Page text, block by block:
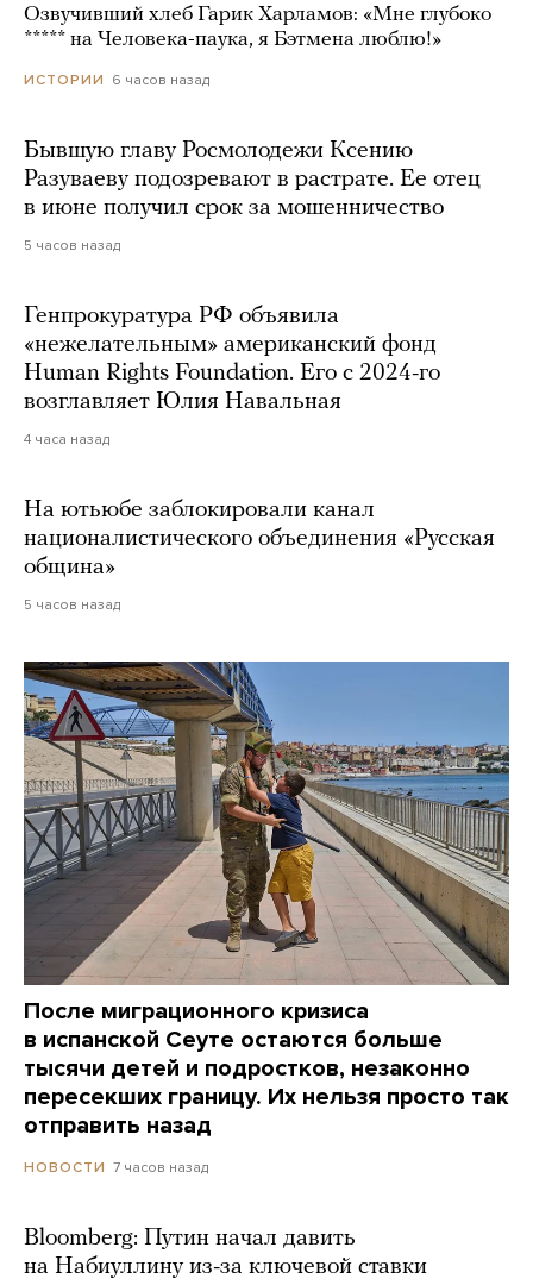
Озвучивший хлеб Гарик Харламов: «Мне глубоко
***** на Человека-паука, я Бэтмена люблю!»
ИСТОРИИ 6 часов назад
Бывшую главу Росмолодежи Ксению
Разуваеву подозревают в растрате. Ее отец
в июне получил срок за мошенничество
5 часов назад
Генпрокуратура РФ объявила
«нежелательным» американский фонд
Human Rights Foundation. Его с 2024-го
возглавляет Юлия Навальная
4 часа назад
На ютьюбе заблокировали канал
националистического объединения «Русская
община»
5 часов назад
После миграционного кризиса
в испанской Сеуте остаются больше
тысячи детей и подростков, незаконно
пересекших границу. Их нельзя просто так
отправить назад
НОВОСТИ 7 часов назад
Bloomberg: Путин начал давить
на Набиуллину из-за ключевой ставки